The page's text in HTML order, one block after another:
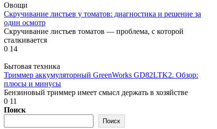
Овощи
Скручивание листьев у томатов: диагностика и решение за
один осмотр
Скручивание листьев томатов — проблема, с которой
сталкивается
0 14
Бытовая техника
Триммер аккумуляторный GreenWorks GD82LTK2. Обзор:
плюсы и минусы
Бензиновый триммер имеет смысл держать в хозяйстве
0 11
Поиск
Поиск